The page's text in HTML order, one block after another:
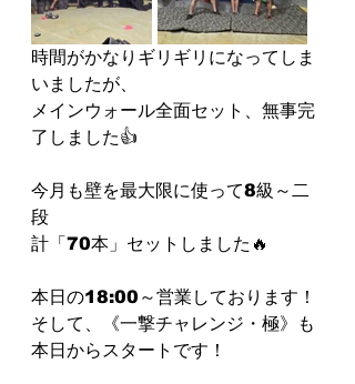
時間がかなりギリギリになってしま
いましたが、
メインウォール全面セット、無事完
了しました👍
今月も壁を最大限に使って8級～二
段
計「70本」セットしました🔥
本日の18:00～営業しております！
そして、《一撃チャレンジ・極》も
本日からスタートです！